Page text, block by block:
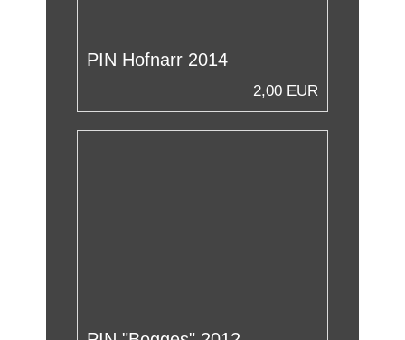
PIN Hofnarr 2014
2,00 EUR